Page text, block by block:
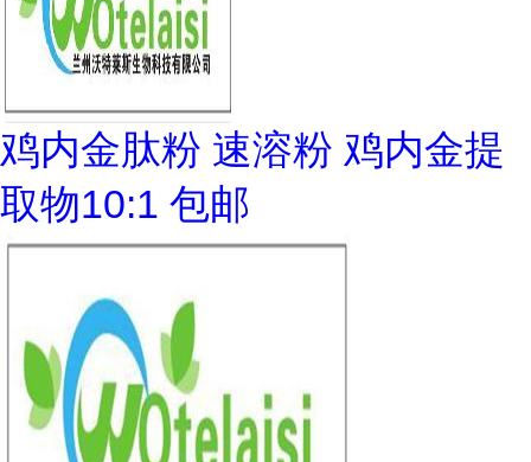
鸡内金肽粉 速溶粉 鸡内金提
取物10:1 包邮